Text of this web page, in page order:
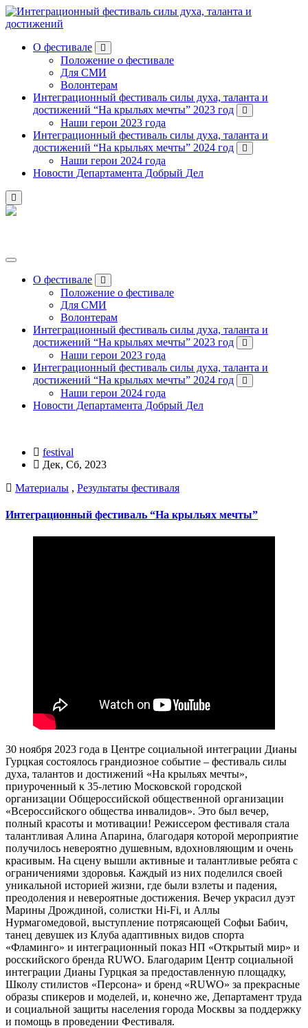
Перейти
к
О фестивале
Положение о фестивале
Для СМИ
Волонтерам
Интеграционный фестиваль силы духа, таланта и
достижений “На крыльях мечты” 2023 год
Наши герои 2023 года
Интеграционный фестиваль силы духа, таланта и
достижений “На крыльях мечты” 2024 год
Наши герои 2024 года
Новости Департамента Добрый Дел
О фестивале
Положение о фестивале
Для СМИ
Волонтерам
Интеграционный фестиваль силы духа, таланта и
достижений “На крыльях мечты” 2023 год
Наши герои 2023 года
Интеграционный фестиваль силы духа, таланта и
достижений “На крыльях мечты” 2024 год
Наши герои 2024 года
Новости Департамента Добрый Дел
festival
Дек, Сб, 2023
Материалы , Результаты фестиваля
Интеграционный фестиваль “На крыльях мечты”
30 ноября 2023 года в Центре социальной интеграции Дианы
Гурцкая состоялось грандиозное событие – фестиваль силы
духа, талантов и достижений «На крыльях мечты»,
приуроченный к 35-летию Московской городской
организации Общероссийской общественной организации
«Всероссийского общества инвалидов». Это был вечер,
полный красоты и мотивации! Режиссером фестиваля стала
талантливая Алина Апарина, благодаря которой мероприятие
получилось невероятно душевным, вдохновляющим и очень
красивым. На сцену вышли активные и талантливые ребята с
ограничениями здоровья. Каждый из них поделился своей
уникальной историей жизни, где были взлеты и падения,
преодоления и невероятные достижения. Вечер украсил дуэт
Марины Дрождиной, солистки Hi-Fi, и Аллы
Нурмагомедовой, выступление потрясающей Софьи Бабич,
танец девушек из Клуба адаптивных видов спорта
«Фламинго» и интеграционный показ НП «Открытый мир» и
росскийского бренда RUWO. Благодарим Центр социальной
интеграции Дианы Гурцкая за предоставленную площадку,
Школу стилистов «Персона» и бренд «RUWO» за прекрасные
образы спикеров и моделей, и, конечно же, Департамент труда
и социальной защиты населения города Москвы за поддержку
и помощь в проведении Фестиваля.